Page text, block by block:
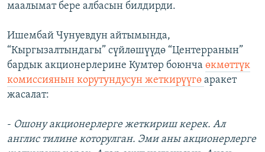
маалымат бере албасын билдирди.
Ишембай Чунуевдун айтымында,
“Кыргызалтындагы” сүйлөшүүдө “Центерранын”
бардык акционерлерине Кумтөр боюнча өкмөттүк
комиссиянын корутундусун жеткирүүгө аракет
жасалат:
- Ошону акционерлерге жеткириш керек. Ал
англис тилине которулган. Эми аны акционерлерге